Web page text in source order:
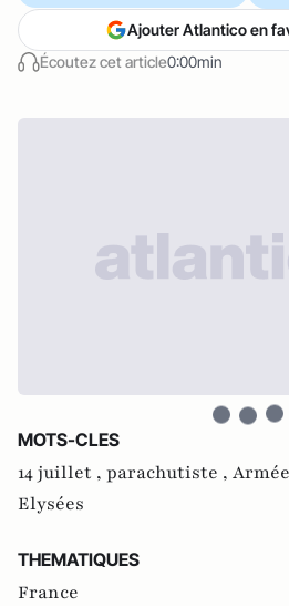
Écoutez cet article0:00min
Ajouter Atlantico en
MOTS-CLES
14 juillet , parachutiste ,
Elysées
THEMATIQUES
France